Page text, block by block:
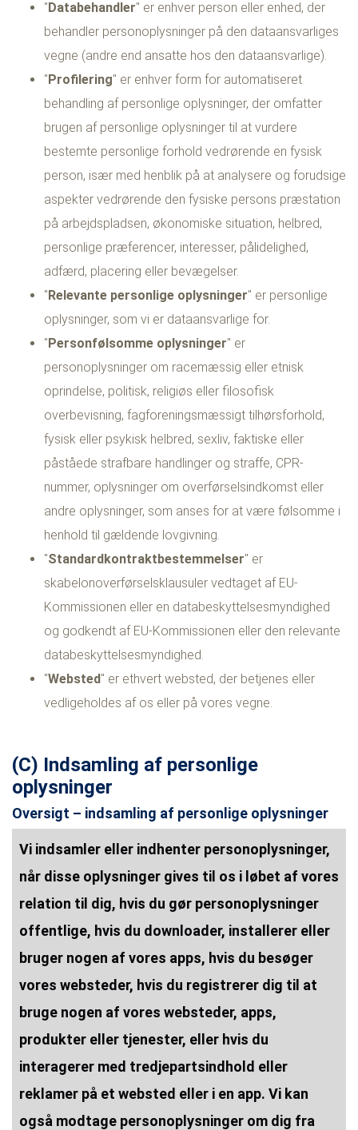
"Databehandler" er enhver person eller enhed, der
behandler personoplysninger på den dataansvarliges
vegne (andre end ansatte hos den dataansvarlige).
"Profilering" er enhver form for automatiseret
behandling af personlige oplysninger, der omfatter
brugen af personlige oplysninger til at vurdere
bestemte personlige forhold vedrørende en fysisk
person, især med henblik på at analysere og forudsige
aspekter vedrørende den fysiske persons præstation
på arbejdspladsen, økonomiske situation, helbred,
personlige præferencer, interesser, pålidelighed,
adfærd, placering eller bevægelser.
"Relevante personlige oplysninger" er personlige
oplysninger, som vi er dataansvarlige for.
"Personfølsomme oplysninger" er
personoplysninger om racemæssig eller etnisk
oprindelse, politisk, religiøs eller filosofisk
overbevisning, fagforeningsmæssigt tilhørsforhold,
fysisk eller psykisk helbred, sexliv, faktiske eller
påståede strafbare handlinger og straffe, CPR-
nummer, oplysninger om overførselsindkomst eller
andre oplysninger, som anses for at være følsomme i
henhold til gældende lovgivning.
"Standardkontraktbestemmelser" er
skabelonoverførselsklausuler vedtaget af EU-
Kommissionen eller en databeskyttelsesmyndighed
og godkendt af EU-Kommissionen eller den relevante
databeskyttelsesmyndighed.
"Websted" er ethvert websted, der betjenes eller
vedligeholdes af os eller på vores vegne.
(C) Indsamling af personlige
oplysninger
Oversigt – indsamling af personlige oplysninger
Vi indsamler eller indhenter personoplysninger,
når disse oplysninger gives til os i løbet af vores
relation til dig, hvis du gør personoplysninger
offentlige, hvis du downloader, installerer eller
bruger nogen af vores apps, hvis du besøger
vores websteder, hvis du registrerer dig til at
bruge nogen af vores websteder, apps,
produkter eller tjenester, eller hvis du
interagerer med tredjepartsindhold eller
reklamer på et websted eller i en app. Vi kan
også modtage personoplysninger om dig fra